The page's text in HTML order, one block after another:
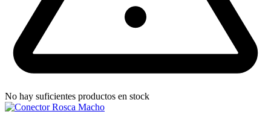
No hay suficientes productos en stock